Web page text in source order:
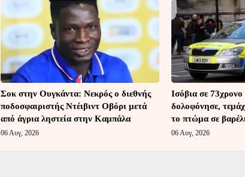
Σοκ στην Ουγκάντα: Νεκρός ο διεθνής
ποδοσφαιριστής Ντέιβιντ Οβόρι μετά
από άγρια ληστεία στην Καμπάλα
06 Αυγ, 2026
Ισόβια σε
δολοφόνησε,
το πτώμα σε
06 Αυγ, 2026